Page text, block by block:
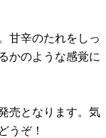
甘辛のたれをしっ
かのような感覚に
売となります。気
うぞ！